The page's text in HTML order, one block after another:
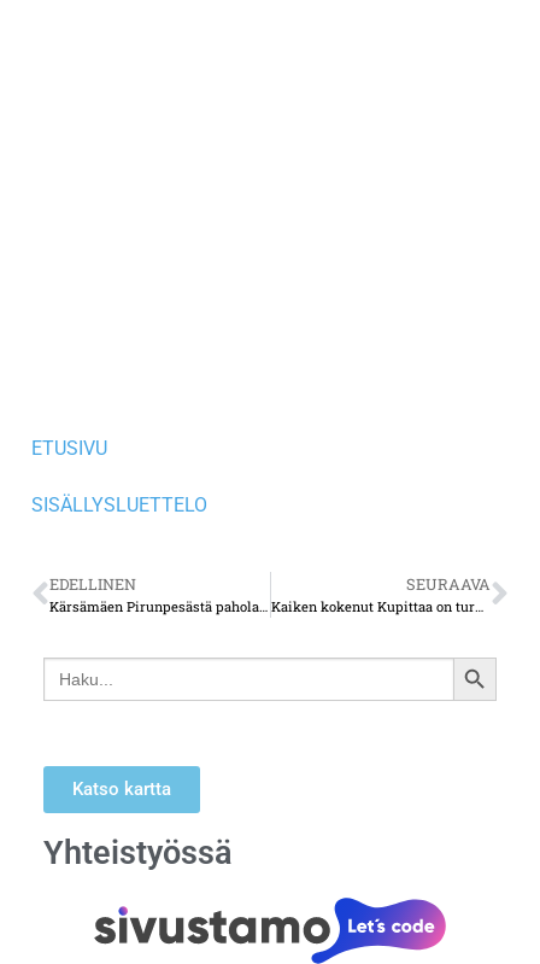
ETUSIVU
SISÄLLYSLUETTELO
EDELLINEN
Kärsämäen Pirunpesästä paholaiset on karkotettu, mutta mystinen tunnelma on jäänyt
SEURAAVA
Kaiken kokenut Kupittaa on turkulaisten rakas urheilukeskus
Search
for:
SEARCH
Katso kartta
Yhteistyössä